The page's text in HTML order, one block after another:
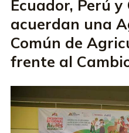
Ecuador, Perú y
acuerdan una
Común de
frente al